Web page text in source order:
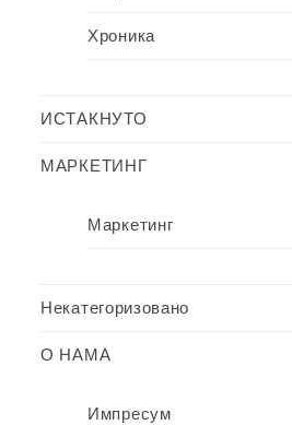
Хроника
ИСТАКНУТО
МАРКЕТИНГ
Маркетинг
Некатегоризовано
О НАМА
Импресум